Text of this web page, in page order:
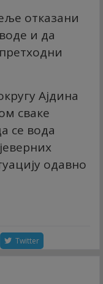
отказани
и да
Ајдина
сваке
се вода
одавно
Twitter